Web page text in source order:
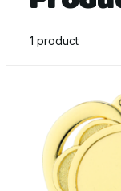
1 product